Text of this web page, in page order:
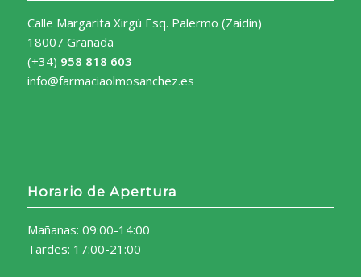
Calle Margarita Xirgú Esq. Palermo (Zaidín)
18007 Granada
(+34) 958 818 603
info@farmaciaolmosanchez.es
Horario de Apertura
Mañanas: 09:00-14:00
Tardes: 17:00-21:00